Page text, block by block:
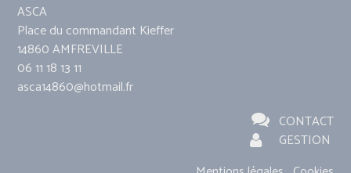
ASCA
Place du commandant Kieffer
14860 AMFREVILLE
06 11 18 13 11
asca14860@hotmail.fr
CONTACT
GESTION